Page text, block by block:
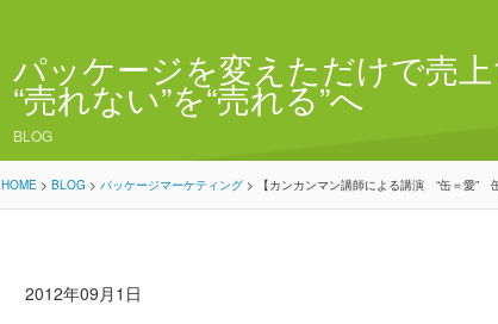
パッケージを変えただけで売
“売れない”を“売れる”へ
BLOG
HOME > BLOG > パッケージマーケティング > 【カンカンマン講師による講演 “缶＝愛”
2012年09月1日